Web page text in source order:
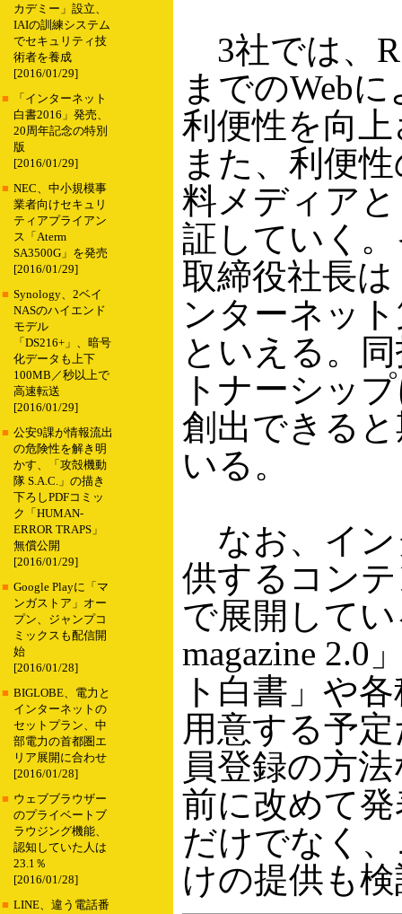
カデミー」設立、
IAIの訓練システム
でセキュリティ技
術者を養成
[2016/01/29]
■
「インターネット
白書2016」発売、
20周年記念の特別
版
[2016/01/29]
■ NEC、中小規模事
業者向けセキュリ
ティアプライアン
ス「Aterm
SA3500G」を発売
[2016/01/29]
■ Synology、2ベイ
NASのハイエンド
モデル
「DS216+」、暗号
化データも上下
100MB／秒以上で
高速転送
[2016/01/29]
■ 公安9課が情報流出
の危険性を解き明
かす、「攻殻機動
隊 S.A.C.」の描き
下ろしPDFコミッ
ク「HUMAN-
ERROR TRAPS」
無償公開
[2016/01/29]
■ Google Playに「マ
ンガストア」オー
プン、ジャンプコ
ミックスも配信開
始
[2016/01/28]
■ BIGLOBE、電力と
インターネットの
セットプラン、中
部電力の首都圏エ
リア展開に合わせ
[2016/01/28]
■ ウェブブラウザー
のプライベートブ
ラウジング機能、
認知していた人は
23.1％
[2016/01/28]
■ LINE、違う電話番
3社では、
までのWeb
利便性を向
また、利便
料メディア
証していく
取締役社長は
ンターネッ
といえる。
トナーシッ
創出できる
いる。
なお、イン
供するコン
で展開して
magazine 2.0
ト白書」や
用意する予
員登録の方
前に改めて
だけでなく
けの提供も